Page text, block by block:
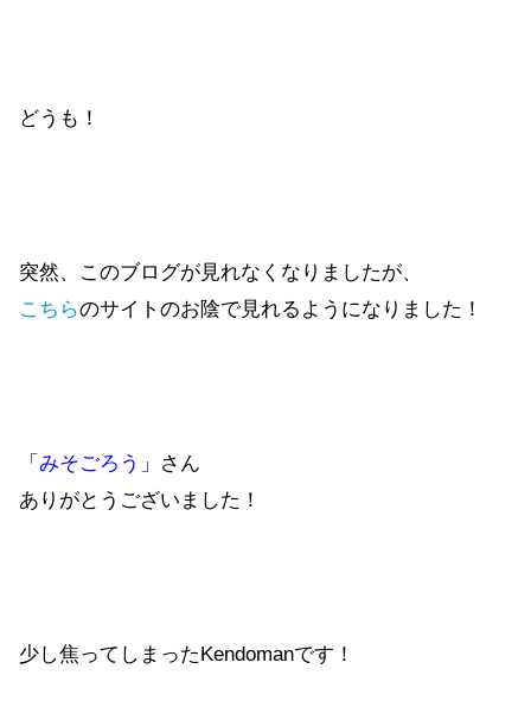
どうも！
突然、このブログが見れなくなりましたが、
こちらのサイトのお陰で見れるようになりました！
「 みそごろう 」さん
ありがとうございました！
少し焦ってしまったKendomanです！